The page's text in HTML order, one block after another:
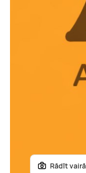
Rādīt